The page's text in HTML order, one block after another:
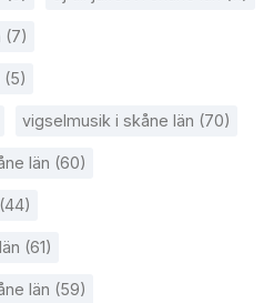
(7)
(5)
vigselmusik i skåne län (70)
län (60)
(61)
län (59)